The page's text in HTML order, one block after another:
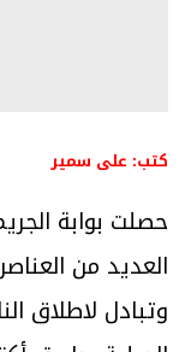
كتب: على سمير
حصلت بوابة
العديد من
وتبادل لاطلاق